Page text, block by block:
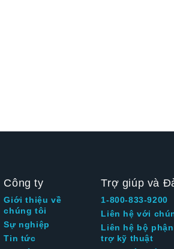
Công ty
Giới thiệu về
chúng tôi
Sự nghiệp
Tin tức
Trợ giúp và
1-800-833-9200
Liên hệ với
Liên hệ bộ
trợ kỹ thuật